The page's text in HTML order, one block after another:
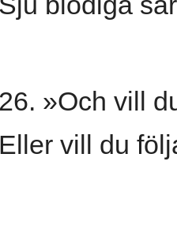
26. »Och vill
Eller vill du